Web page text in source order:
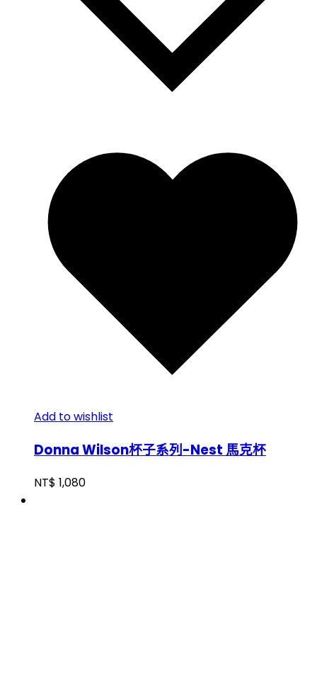
Add to wishlist
Donna Wilson杯子系列-Nest 馬克杯
NT$ 1,080